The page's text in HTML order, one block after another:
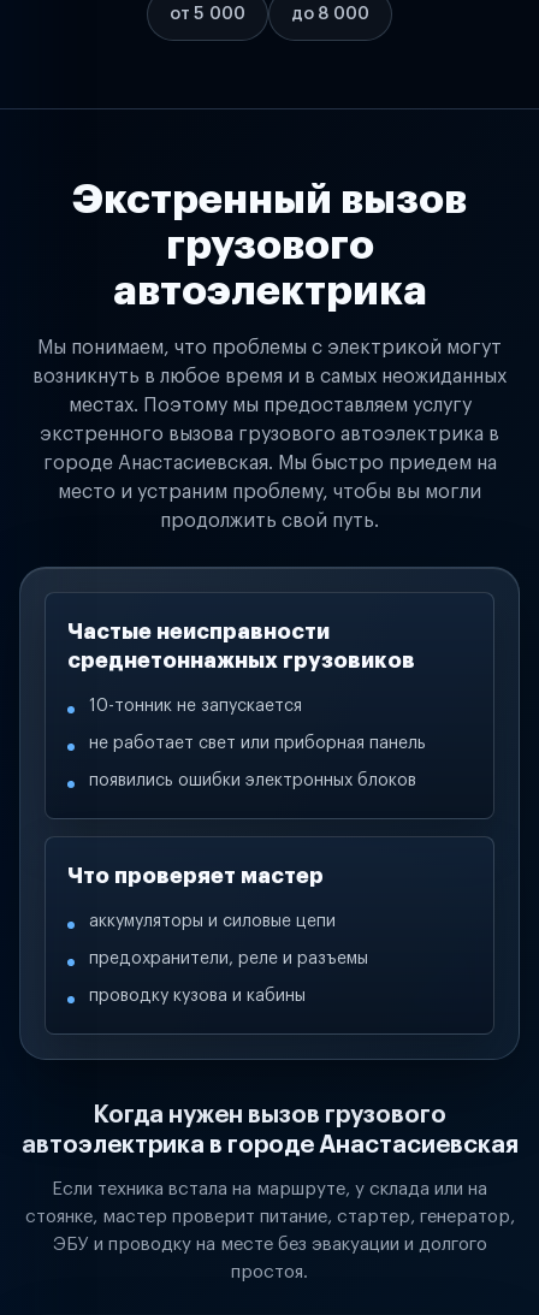
от 5 000 до 8 000
Экстренный вызов
грузового
автоэлектрика
Мы понимаем, что проблемы с электрикой могут
возникнуть в любое время и в самых неожиданных
местах. Поэтому мы предоставляем услугу
экстренного вызова грузового автоэлектрика в
городе Анастасиевская. Мы быстро приедем на
место и устраним проблему, чтобы вы могли
продолжить свой путь.
Частые неисправности
среднетоннажных грузовиков
10-тонник не запускается
не работает свет или приборная панель
появились ошибки электронных блоков
Что проверяет мастер
аккумуляторы и силовые цепи
предохранители, реле и разъемы
проводку кузова и кабины
Когда нужен вызов грузового
автоэлектрика в городе Анастасиевская
Если техника встала на маршруте, у склада или на
стоянке, мастер проверит питание, стартер, генератор,
ЭБУ и проводку на месте без эвакуации и долгого
простоя.